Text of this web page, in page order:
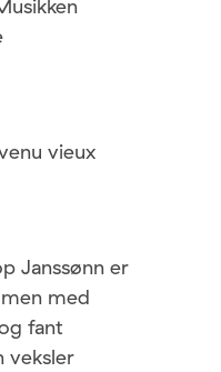
vieux
Janssønn er
med
fant
veksler